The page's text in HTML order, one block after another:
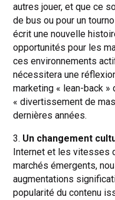
autres jouer, et que ce
de bus ou pour un
écrit une nouvelle
opportunités pour les
ces environnements
nécessitera une
marketing « lean-back
« divertissement de
dernières années.
3. Un changement
Internet et les vitesses
marchés émergents,
augmentations
popularité du contenu